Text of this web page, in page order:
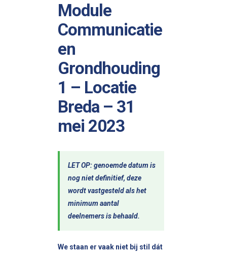
Module
Communicatie
en
Grondhouding
1 – Locatie
Breda – 31
mei 2023
LET OP: genoemde datum is
nog niet definitief, deze
wordt vastgesteld als het
minimum aantal
deelnemers is behaald.
We staan er vaak niet bij stil dát